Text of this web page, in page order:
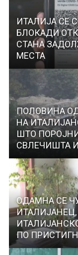
ИТАЛИЈА СЕ
БЛОКАДИ
СТАНА
МЕСТА
ПОЛОВИНА
НА
ШТО
СВЛЕЧИШТА
ОДАМНА СЕ
ПО